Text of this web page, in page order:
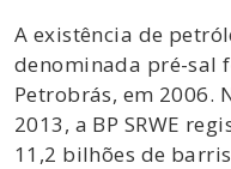
A existência de
denominada pré-sal
Petrobrás, em 2006.
2013, a BP SRWE
11,2 bilhões de